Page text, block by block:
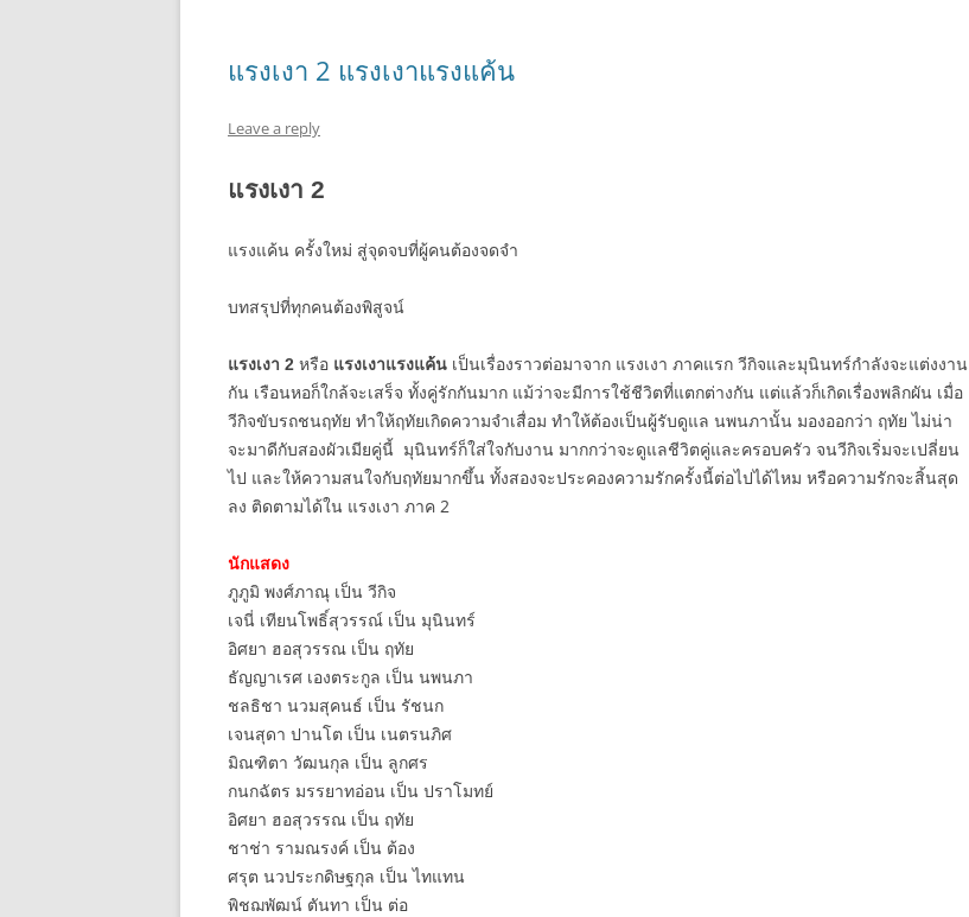
แรงเงา 2 แรงเงาแรงแค้น
Leave a reply
แรงเงา 2
แรงแค้น ครั้งใหม่ สู่จุดจบที่ผู้คนต้องจดจำ
บทสรุปที่ทุกคนต้องพิสูจน์
แรงเงา 2 หรือ แรงเงาแรงแค้น เป็นเรื่องราวต่อมาจาก แรงเงา ภาคแรก วีกิจและมุนินทร์กำลังจะแต่งงาน
กัน เรือนหอก็ใกล้จะเสร็จ ทั้งคู่รักกันมาก แม้ว่าจะมีการใช้ชีวิตที่แตกต่างกัน แต่แล้วก็เกิดเรื่องพลิกผัน เมื่อ
วีกิจขับรถชนฤทัย ทำให้ฤทัยเกิดความจำเสื่อม ทำให้ต้องเป็นผู้รับดูแล นพนภานั้น มองออกว่า ฤทัย ไม่น่า
จะมาดีกับสองผัวเมียคู่นี้ มุนินทร์ก็ใส่ใจกับงาน มากกว่าจะดูแลชีวิตคู่และครอบครัว จนวีกิจเริ่มจะเปลี่ยน
ไป และให้ความสนใจกับฤทัยมากขึ้น ทั้งสองจะประคองความรักครั้งนี้ต่อไปได้ไหม หรือความรักจะสิ้นสุด
ลง ติดตามได้ใน แรงเงา ภาค 2
นักแสดง
ภูภูมิ พงศ์ภาณุ เป็น วีกิจ
เจนี่ เทียนโพธิ์สุวรรณ์ เป็น มุนินทร์
อิศยา ฮอสุวรรณ เป็น ฤทัย
ธัญญาเรศ เองตระกูล เป็น นพนภา
ชลธิชา นวมสุคนธ์ เป็น รัชนก
เจนสุดา ปานโต เป็น เนตรนภิศ
มิณฑิตา วัฒนกุล เป็น ลูกศร
กนกฉัตร มรรยาทอ่อน เป็น ปราโมทย์
อิศยา ฮอสุวรรณ เป็น ฤทัย
ชาช่า รามณรงค์ เป็น ต้อง
ศรุต นวประกดิษฐกุล เป็น ไทแทน
พิชฌพัฒน์ ตันทา เป็น ต่อ